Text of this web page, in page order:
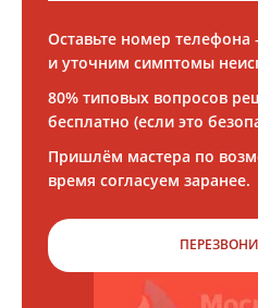
Оставьте номер
и уточним симптомы
80% типовых вопросов
бесплатно (если это
Пришлём мастера по
время согласуем заранее.